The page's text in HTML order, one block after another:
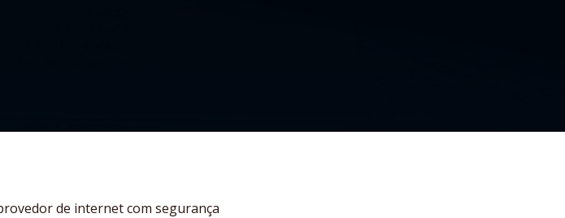
de internet com segurança